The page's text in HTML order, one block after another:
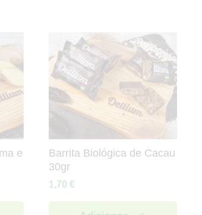
e
Barrita Biológica de Cacau
30gr
1,70 €